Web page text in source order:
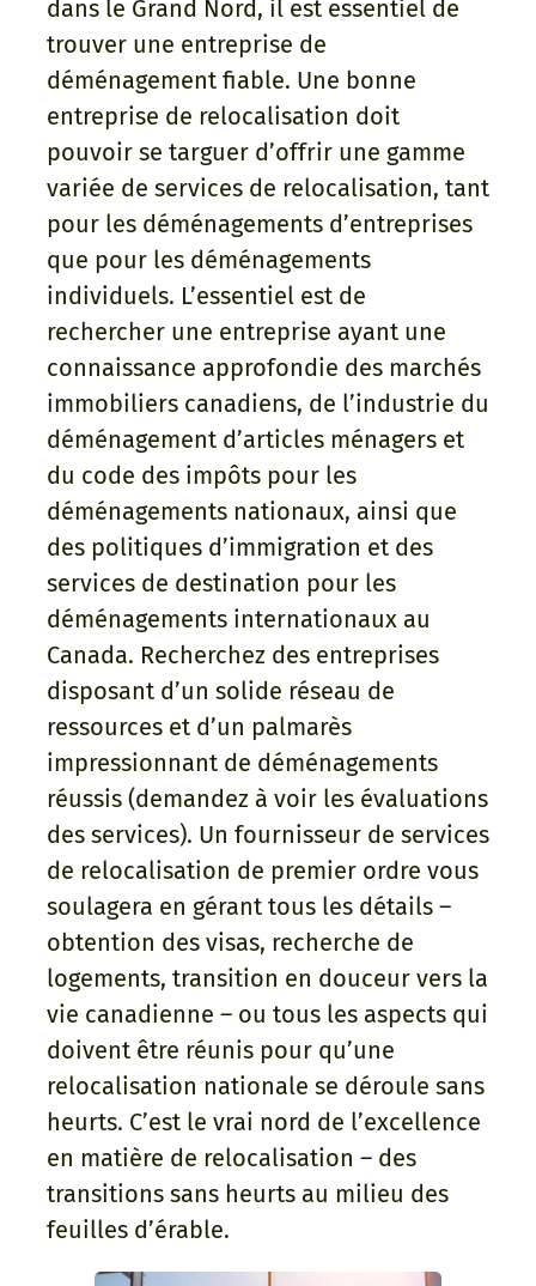
dans le Grand Nord, il est essentiel de
trouver une entreprise de
déménagement fiable. Une bonne
entreprise de relocalisation doit
pouvoir se targuer d’offrir une gamme
variée de services de relocalisation, tant
pour les déménagements d’entreprises
que pour les déménagements
individuels. L’essentiel est de
rechercher une entreprise ayant une
connaissance approfondie des marchés
immobiliers canadiens, de l’industrie du
déménagement d’articles ménagers et
du code des impôts pour les
déménagements nationaux, ainsi que
des politiques d’immigration et des
services de destination pour les
déménagements internationaux au
Canada. Recherchez des entreprises
disposant d’un solide réseau de
ressources et d’un palmarès
impressionnant de déménagements
réussis (demandez à voir les évaluations
des services). Un fournisseur de services
de relocalisation de premier ordre vous
soulagera en gérant tous les détails –
obtention des visas, recherche de
logements, transition en douceur vers la
vie canadienne – ou tous les aspects qui
doivent être réunis pour qu’une
relocalisation nationale se déroule sans
heurts. C’est le vrai nord de l’excellence
en matière de relocalisation – des
transitions sans heurts au milieu des
feuilles d’érable.